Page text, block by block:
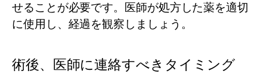
せることが必要です。医師が処方した薬を適切
に使用し、経過を観察しましょう。
術後、医師に連絡すべきタイミング